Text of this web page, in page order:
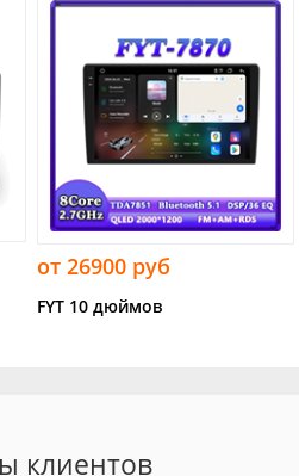
от 26900 руб
FYT 10 дюймов
клиентов